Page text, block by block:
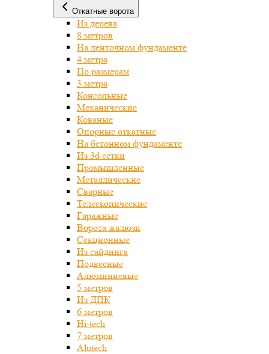
Откатные ворота
Из дерева
8 метров
На ленточном фундаменте
4 метра
По размерам
3 метра
Консольные
Механические
Кованые
Опорные откатные
На бетонном фундаменте
Из 3d сетки
Промышленные
Металлические
Сварные
Телескопические
Гаражные
Ворота жалюзи
Секционные
Из сайдинга
Подвесные
Алюминиевые
5 метров
Из ДПК
6 метров
Hi-tech
7 метров
Alutech